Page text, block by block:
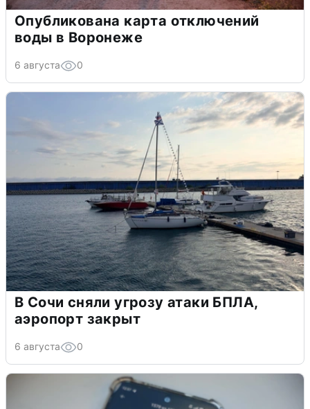
Опубликована карта отключений
воды в Воронеже
6 августа 0
В Сочи сняли угрозу атаки БПЛА,
аэропорт закрыт
6 августа 0